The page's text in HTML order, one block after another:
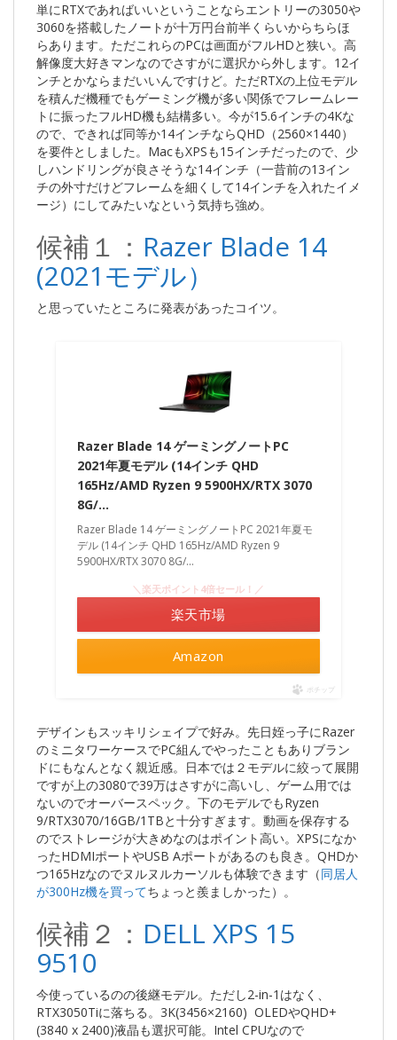
単にRTXであればいいということならエントリーの3050や
3060を搭載したノートが十万円台前半くらいからちらほ
らあります。ただこれらのPCは画面がフルHDと狭い。高
解像度大好きマンなのでさすがに選択から外します。12イ
ンチとかならまだいいんですけど。ただRTXの上位モデル
を積んだ機種でもゲーミング機が多い関係でフレームレー
トに振ったフルHD機も結構多い。今が15.6インチの4Kな
ので、できれば同等か14インチならQHD（2560×1440）
を要件としました。MacもXPSも15インチだったので、少
しハンドリングが良さそうな14インチ（一昔前の13イン
チの外寸だけどフレームを細くして14インチを入れたイメ
ージ）にしてみたいなという気持ち強め。
候補１： Razer Blade 14
(2021モデル）
と思っていたところに発表があったコイツ。
Razer Blade 14 ゲーミングノートPC
2021年夏モデル (14インチ QHD
165Hz/AMD Ryzen 9 5900HX/RTX 3070
8G/…
Razer Blade 14 ゲーミングノートPC 2021年夏モ
デル (14インチ QHD 165Hz/AMD Ryzen 9
5900HX/RTX 3070 8G/...
Amazon
＼楽天ポイント4倍セール！／
楽天市場
ポチップ
デザインもスッキリシェイプで好み。先日姪っ子にRazer
のミニタワーケースでPC組んでやったこともありブラン
ドにもなんとなく親近感。日本では２モデルに絞って展開
ですが上の3080で39万はさすがに高いし、ゲーム用では
ないのでオーバースペック。下のモデルでもRyzen
9/RTX3070/16GB/1TBと十分すぎます。動画を保存する
のでストレージが大きめなのはポイント高い。XPSになか
ったHDMIポートやUSB Aポートがあるのも良き。QHDか
つ165Hzなのでヌルヌルカーソルも体験できます（同居人
が300Hz機を買ってちょっと羨ましかった）。
候補２： DELL XPS 15
9510
今使っているのの後継モデル。ただし2-in-1はなく、
RTX3050Tiに落ちる。3K(3456×2160) OLEDやQHD+
(3840 x 2400)液晶も選択可能。Intel CPUなので